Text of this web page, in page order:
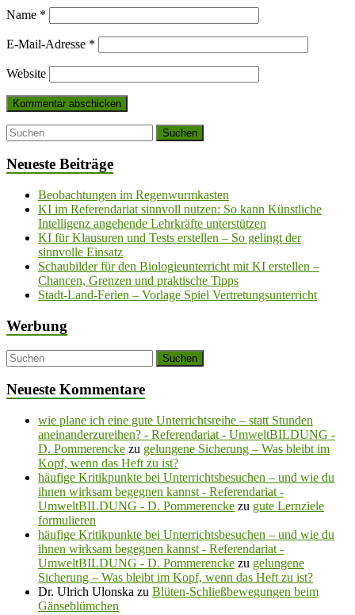
Name *
E-Mail-Adresse *
Website
Neueste Beiträge
Beobachtungen im Regenwurmkasten
KI im Referendariat sinnvoll nutzen: So kann Künstliche
Intelligenz angehende Lehrkräfte unterstützen
KI für Klausuren und Tests erstellen – So gelingt der
sinnvolle Einsatz
Schaubilder für den Biologieunterricht mit KI erstellen –
Chancen, Grenzen und praktische Tipps
Stadt-Land-Ferien – Vorlage Spiel Vertretungsunterricht
Werbung
Neueste Kommentare
wie plane ich eine gute Unterrichtsreihe – statt Stunden
aneinanderzureihen? - Referendariat - UmweltBILDUNG -
D. Pommerencke zu gelungene Sicherung – Was bleibt im
Kopf, wenn das Heft zu ist?
häufige Kritikpunkte bei Unterrichtsbesuchen – und wie du
ihnen wirksam begegnen kannst - Referendariat -
UmweltBILDUNG - D. Pommerencke zu gute Lernziele
formulieren
häufige Kritikpunkte bei Unterrichtsbesuchen – und wie du
ihnen wirksam begegnen kannst - Referendariat -
UmweltBILDUNG - D. Pommerencke zu gelungene
Sicherung – Was bleibt im Kopf, wenn das Heft zu ist?
Dr. Ulrich Ulonska zu Blüten-Schließbewegungen beim
Gänseblümchen